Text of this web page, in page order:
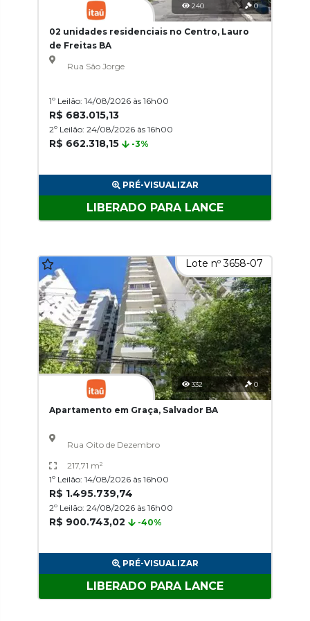
240 0
02 unidades residenciais no Centro, Lauro
de Freitas BA
Rua São Jorge
1º Leilão: 14/08/2026 às 16h00
R$ 683.015,13
2º Leilão: 24/08/2026 às 16h00
R$ 662.318,15 -3%
PRÉ-VISUALIZAR
LIBERADO PARA LANCE
Lote nº 3658-07
332 0
Apartamento em Graça, Salvador BA
Rua Oito de Dezembro
217,71 m²
1º Leilão: 14/08/2026 às 16h00
R$ 1.495.739,74
2º Leilão: 24/08/2026 às 16h00
R$ 900.743,02 -40%
PRÉ-VISUALIZAR
LIBERADO PARA LANCE